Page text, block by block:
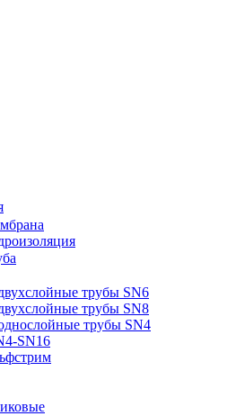
трубы SN6
трубы SN8
трубы SN4
SN16